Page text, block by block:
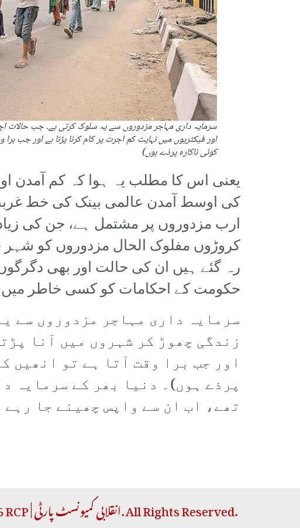
سرمایہ داری مہاجر مزدوروں سے یہ سلوک کرتی ہے۔ جب حالات
اور فیکٹریوں میں نہایت کم اجرت پر کام کرنا پڑتا ہے اور جب
کوئی ناکارہ پرذے ہوں)
یعنی اس کا مطلب یہ ہوا کہ کم آمدن
ارب مزدوروں پر مشتمل ہے، جن کی
کروڑوں مفلوک الحال مزدوروں کو شہر
رہ گئے ہیں ان کی حالت اور بھی
حکومت کے احکامات کو کسی خاطر میں
سرمایہ داری مہاجر مزدوروں سے
زندگی چھوڑ کر شہروں میں آنا
اور جب برا وقت آتا ہے تو انھیں
پرذے ہوں)۔ دنیا بھر کے سرمایہ
تھے، اب ان سے واپس چھینے جا رہے
Copyright © 2026 RCP | انقلابی کمیونسٹ پارٹی. All Rights Reserved.